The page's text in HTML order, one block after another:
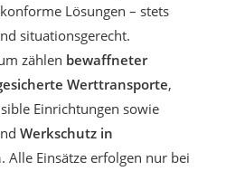
Lösungen – stets
situationsgerecht.
zählen bewaffneter
Werttransporte,
Einrichtungen sowie
Werkschutz in
. Alle Einsätze erfolgen nur bei